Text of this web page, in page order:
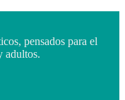
pensados para el
adultos.